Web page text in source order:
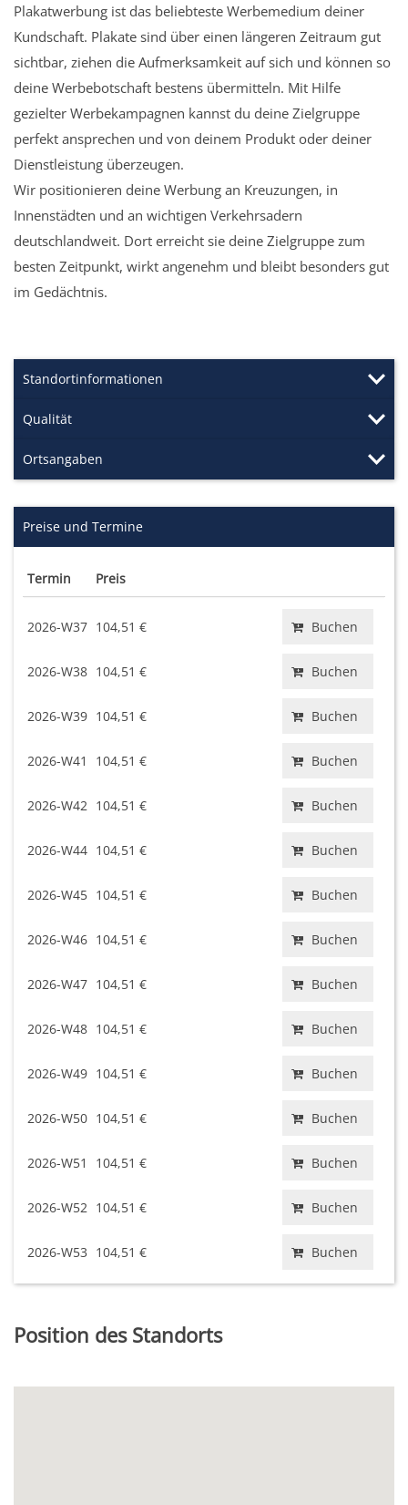
Plakatwerbung ist das beliebteste Werbemedium deiner
Kundschaft. Plakate sind über einen längeren Zeitraum gut
sichtbar, ziehen die Aufmerksamkeit auf sich und können so
deine Werbebotschaft bestens übermitteln. Mit Hilfe
gezielter Werbekampagnen kannst du deine Zielgruppe
perfekt ansprechen und von deinem Produkt oder deiner
Dienstleistung überzeugen.
Wir positionieren deine Werbung an Kreuzungen, in
Innenstädten und an wichtigen Verkehrsadern
deutschlandweit. Dort erreicht sie deine Zielgruppe zum
besten Zeitpunkt, wirkt angenehm und bleibt besonders gut
im Gedächtnis.
Standortinformationen
Qualität
Ortsangaben
Preise und Termine
Termin Preis
2026-W37 104,51 € Buchen
2026-W38 104,51 € Buchen
2026-W39 104,51 € Buchen
2026-W41 104,51 € Buchen
2026-W42 104,51 € Buchen
2026-W44 104,51 € Buchen
2026-W45 104,51 € Buchen
2026-W46 104,51 € Buchen
2026-W47 104,51 € Buchen
2026-W48 104,51 € Buchen
2026-W49 104,51 € Buchen
2026-W50 104,51 € Buchen
2026-W51 104,51 € Buchen
2026-W52 104,51 € Buchen
2026-W53 104,51 € Buchen
Position des Standorts